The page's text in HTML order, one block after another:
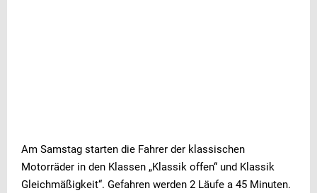
Werbung
Am Samstag starten die Fahrer der klassischen
Motorräder in den Klassen „Klassik offen“ und Klassik
Gleichmäßigkeit“. Gefahren werden 2 Läufe a 45 Minuten.
Werbung